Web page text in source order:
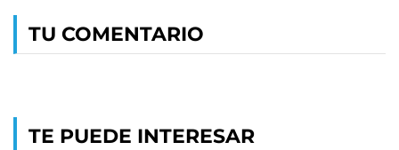
TU COMENTARIO
TE PUEDE INTERESAR